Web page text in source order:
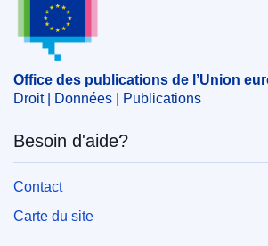
CELEX : C/2025/00784
ELI :C/2025/784/oj
IMMC : 9999
pdfa2a
Office des publications de l’Union
Droit | Données | Publications
Besoin d'aide?
Contact
Carte du site